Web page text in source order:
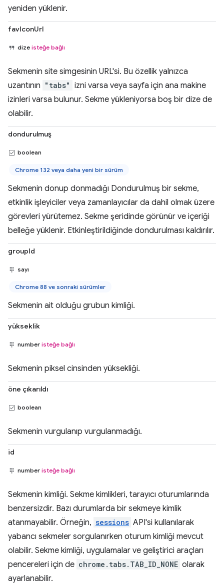
yeniden yüklenir.
favIconUrl
dize isteğe bağlı
Sekmenin site simgesinin URL'si. Bu özellik yalnızca
uzantının "tabs" izni varsa veya sayfa için ana makine
izinleri varsa bulunur. Sekme yükleniyorsa boş bir dize de
olabilir.
dondurulmuş
boolean
Chrome 132 veya daha yeni bir sürüm
Sekmenin donup donmadığı Dondurulmuş bir sekme,
etkinlik işleyiciler veya zamanlayıcılar da dahil olmak üzere
görevleri yürütemez. Sekme şeridinde görünür ve içeriği
belleğe yüklenir. Etkinleştirildiğinde dondurulması kaldırılır.
groupId
sayı
Chrome 88 ve sonraki sürümler
Sekmenin ait olduğu grubun kimliği.
yükseklik
number isteğe bağlı
Sekmenin piksel cinsinden yüksekliği.
öne çıkarıldı
boolean
Sekmenin vurgulanıp vurgulanmadığı.
id
number isteğe bağlı
Sekmenin kimliği. Sekme kimlikleri, tarayıcı oturumlarında
benzersizdir. Bazı durumlarda bir sekmeye kimlik
atanmayabilir. Örneğin, sessions API'si kullanılarak
yabancı sekmeler sorgulanırken oturum kimliği mevcut
olabilir. Sekme kimliği, uygulamalar ve geliştirici araçları
pencereleri için de chrome.tabs.TAB_ID_NONE olarak
ayarlanabilir.